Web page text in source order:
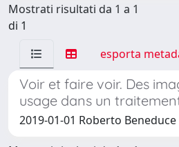
Mostrati risultati da 1 a 1
di 1
esporta
Voir et faire voir. Des
usage dans un
2019-01-01 Roberto Beneduce